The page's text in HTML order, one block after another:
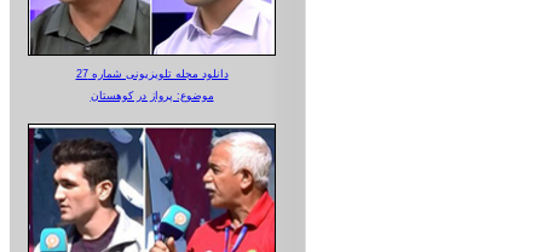
دانلود مجله تلویزیونی شماره 27
موضوع: پرواز در کوهستان